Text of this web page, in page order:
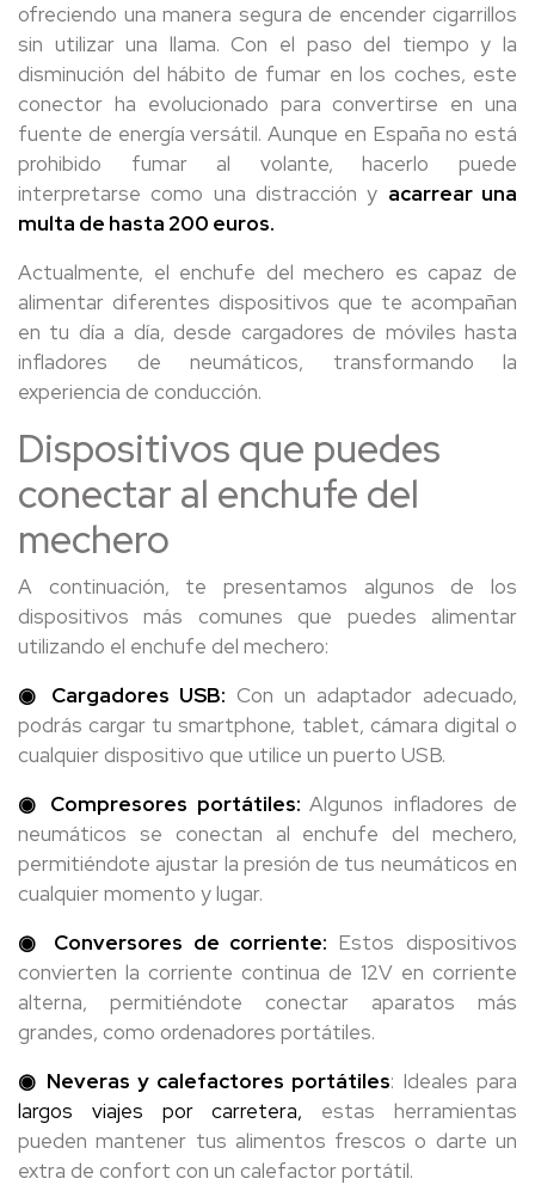
ofreciendo una manera segura de encender cigarrillos
sin utilizar una llama. Con el paso del tiempo y la
disminución del hábito de fumar en los coches, este
conector ha evolucionado para convertirse en una
fuente de energía versátil. Aunque en España no está
prohibido fumar al volante, hacerlo puede
interpretarse como una distracción y acarrear una
multa de hasta 200 euros.
Actualmente, el enchufe del mechero es capaz de
alimentar diferentes dispositivos que te acompañan
en tu día a día, desde cargadores de móviles hasta
infladores de neumáticos, transformando la
experiencia de conducción.
Dispositivos que puedes
conectar al enchufe del
mechero
A continuación, te presentamos algunos de los
dispositivos más comunes que puedes alimentar
utilizando el enchufe del mechero:
◉ Cargadores USB: Con un adaptador adecuado,
podrás cargar tu smartphone, tablet, cámara digital o
cualquier dispositivo que utilice un puerto USB.
◉ Compresores portátiles: Algunos infladores de
neumáticos se conectan al enchufe del mechero,
permitiéndote ajustar la presión de tus neumáticos en
cualquier momento y lugar.
◉ Conversores de corriente: Estos dispositivos
convierten la corriente continua de 12V en corriente
alterna, permitiéndote conectar aparatos más
grandes, como ordenadores portátiles.
◉ Neveras y calefactores portátiles: Ideales para
largos viajes por carretera, estas herramientas
pueden mantener tus alimentos frescos o darte un
extra de confort con un calefactor portátil.